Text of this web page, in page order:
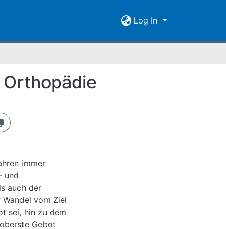
Log In
immer
und
auch der
vom Ziel
sei, hin zu dem
Gebot